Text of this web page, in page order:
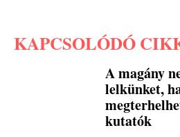
KAPCSOLÓDÓ
A magány
lelkünket,
kutatók